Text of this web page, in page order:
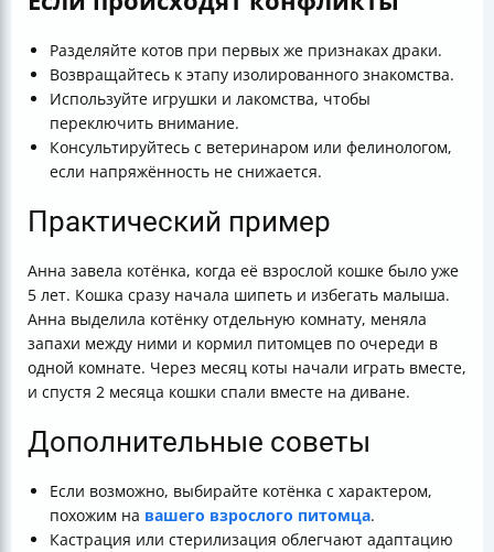
Разделяйте котов при первых же признаках драки.
Возвращайтесь к этапу изолированного знакомства.
Используйте игрушки и лакомства, чтобы
переключить внимание.
Консультируйтесь с ветеринаром или фелинологом,
если напряжённость не снижается.
Практический пример
Анна завела котёнка, когда её взрослой кошке было уже
5 лет. Кошка сразу начала шипеть и избегать малыша.
Анна выделила котёнку отдельную комнату, меняла
запахи между ними и кормил питомцев по очереди в
одной комнате. Через месяц коты начали играть вместе,
и спустя 2 месяца кошки спали вместе на диване.
Дополнительные советы
Если возможно, выбирайте котёнка с характером,
похожим на вашего взрослого питомца.
Кастрация или стерилизация облегчают адаптацию